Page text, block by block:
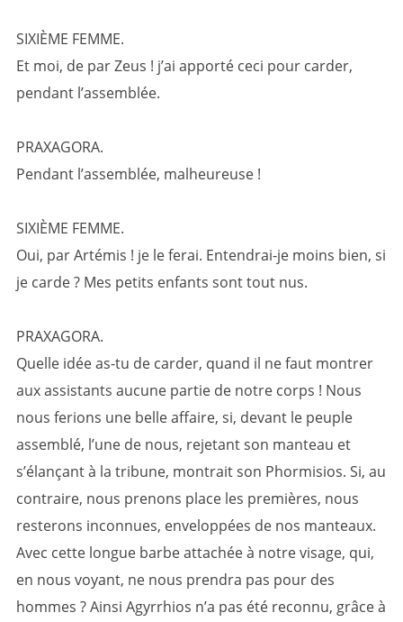
SIXIÈME FEMME.
Et moi, de par Zeus ! j’ai apporté ceci pour carder,
pendant l’assemblée.
PRAXAGORA.
Pendant l’assemblée, malheureuse !
SIXIÈME FEMME.
Oui, par Artémis ! je le ferai. Entendrai-je moins bien, si
je carde ? Mes petits enfants sont tout nus.
PRAXAGORA.
Quelle idée as-tu de carder, quand il ne faut montrer
aux assistants aucune partie de notre corps ! Nous
nous ferions une belle affaire, si, devant le peuple
assemblé, l’une de nous, rejetant son manteau et
s’élançant à la tribune, montrait son Phormisios. Si, au
contraire, nous prenons place les premières, nous
resterons inconnues, enveloppées de nos manteaux.
Avec cette longue barbe attachée à notre visage, qui,
en nous voyant, ne nous prendra pas pour des
hommes ? Ainsi Agyrrhios n’a pas été reconnu, grâce à